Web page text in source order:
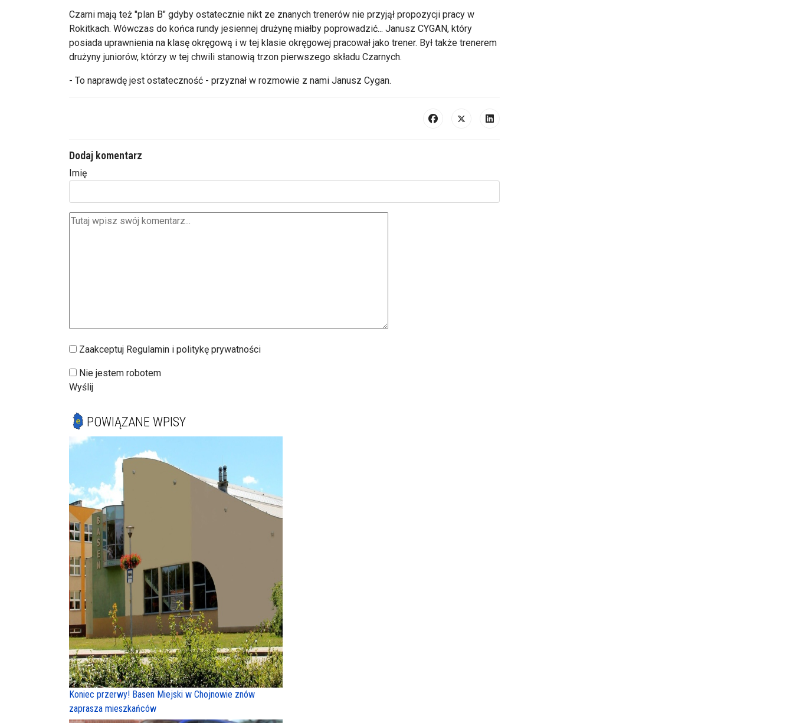
Czarni mają też "plan B" gdyby ostatecznie nikt ze znanych trenerów nie przyjął propozycji pracy w
Rokitkach. Wówczas do końca rundy jesiennej drużynę miałby poprowadzić... Janusz CYGAN, który
posiada uprawnienia na klasę okręgową i w tej klasie okręgowej pracował jako trener. Był także trenerem
drużyny juniorów, którzy w tej chwili stanowią trzon pierwszego składu Czarnych.
- To naprawdę jest ostateczność - przyznał w rozmowie z nami Janusz Cygan.
Dodaj komentarz
Imię
Zaakceptuj Regulamin i politykę prywatności
Nie jestem robotem
Wyślij
POWIĄZANE WPISY
Koniec przerwy! Basen Miejski w Chojnowie znów
zaprasza mieszkańców